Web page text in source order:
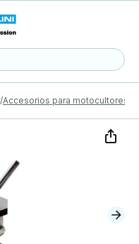
Accesorios para motocultores